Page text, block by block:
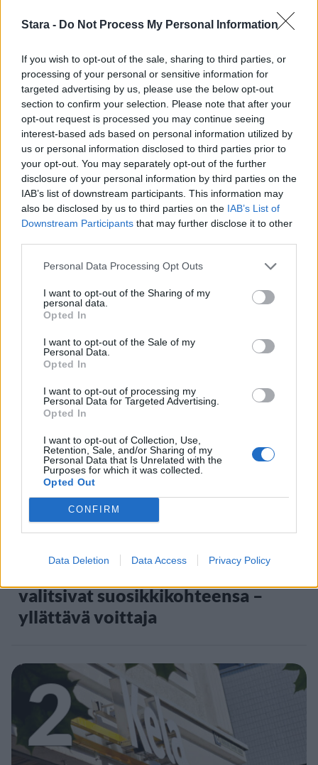
Stara - Do Not Process My Personal Information
If you wish to opt-out of the sale, sharing to third parties, or
processing of your personal or sensitive information for
targeted advertising by us, please use the below opt-out
section to confirm your selection. Please note that after your
opt-out request is processed you may continue seeing
interest-based ads based on personal information utilized by
us or personal information disclosed to third parties prior to
your opt-out. You may separately opt-out of the further
disclosure of your personal information by third parties on the
IAB’s list of downstream participants. This information may
also be disclosed by us to third parties on the IAB’s List of
Downstream Participants that may further disclose it to other
Personal Data Processing Opt Outs
I want to opt-out of the Sharing of my
personal data.
Opted In
I want to opt-out of the Sale of my
Personal Data.
Opted In
I want to opt-out of processing my
Personal Data for Targeted Advertising.
Opted In
I want to opt-out of Collection, Use,
Retention, Sale, and/or Sharing of my
Personal Data that Is Unrelated with the
Purposes for which it was collected.
Opted Out
CONFIRM
Data Deletion Data Access Privacy Policy
Staran luetuimmat
1
MATKAILU
valitsivat suosikkikohteensa –
yllättävä voittaja
2